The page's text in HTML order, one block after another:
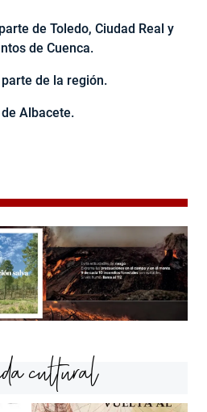
de Toledo, Ciudad Real y
de Cuenca.
de la región.
Albacete.
cultural